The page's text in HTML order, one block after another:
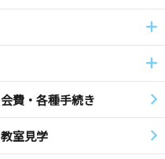
会費・各種手続き
教室見学